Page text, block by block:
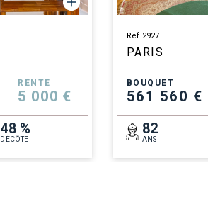
RENTE
5 000 €
48 %
DÉCÔTE
Ref 2927
PARIS
BOUQUET
561 560 €
82
ANS